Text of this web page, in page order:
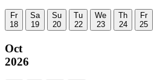
Fr
18
Sa
19
Su
20
Tu
22
We
23
Th
24
Fr
25
Oct
2026